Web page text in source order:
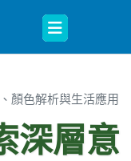
Open
Button
顏色解析與生活應用
深層意